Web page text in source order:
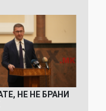
НЕ НЕ БРАНИ